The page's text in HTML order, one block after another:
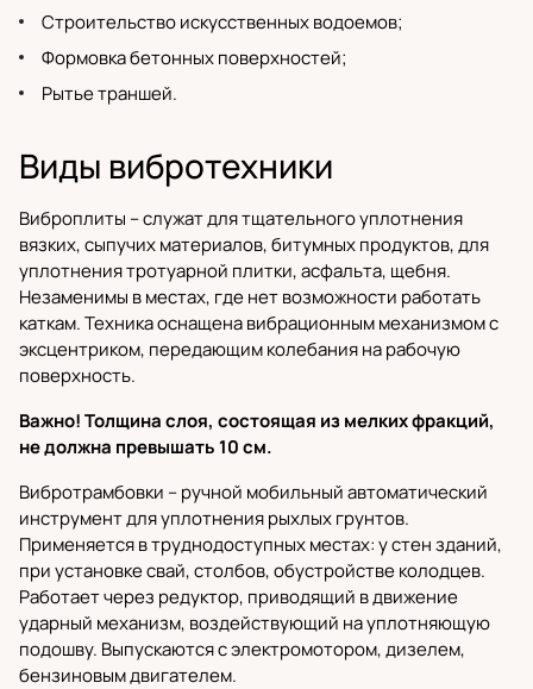
Строительство искусственных водоемов;
Формовка бетонных поверхностей;
Рытье траншей.
Виды вибротехники
Виброплиты – служат для тщательного уплотнения
вязких, сыпучих материалов, битумных продуктов, для
уплотнения тротуарной плитки, асфальта, щебня.
Незаменимы в местах, где нет возможности работать
каткам. Техника оснащена вибрационным механизмом с
эксцентриком, передающим колебания на рабочую
поверхность.
Важно! Толщина слоя, состоящая из мелких фракций,
не должна превышать 10 см.
Вибротрамбовки – ручной мобильный автоматический
инструмент для уплотнения рыхлых грунтов.
Применяется в труднодоступных местах: у стен зданий,
при установке свай, столбов, обустройстве колодцев.
Работает через редуктор, приводящий в движение
ударный механизм, воздействующий на уплотняющую
подошву. Выпускаются с электромотором, дизелем,
бензиновым двигателем.